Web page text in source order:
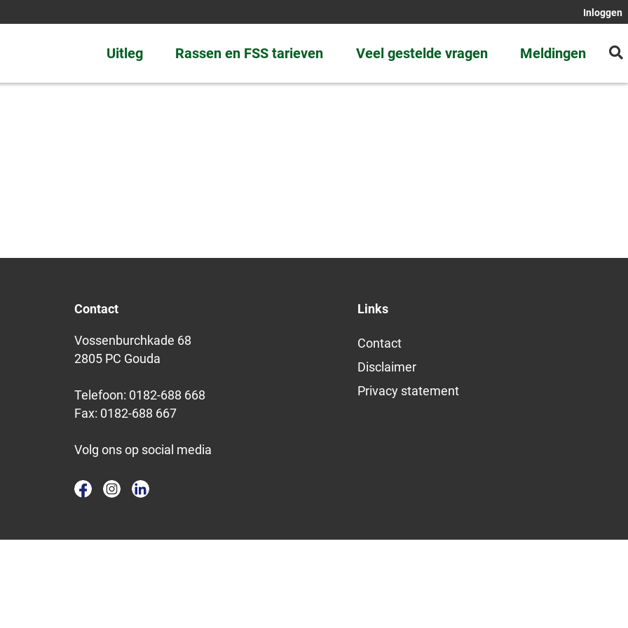
Inloggen
Uitleg Rassen en FSS tarieven Veel gestelde vragen Meldingen
Contact
Vossenburchkade 68
2805 PC Gouda
Telefoon: 0182-688 668
Fax: 0182-688 667
Volg ons op social media
Links
Contact
Disclaimer
Privacy statement